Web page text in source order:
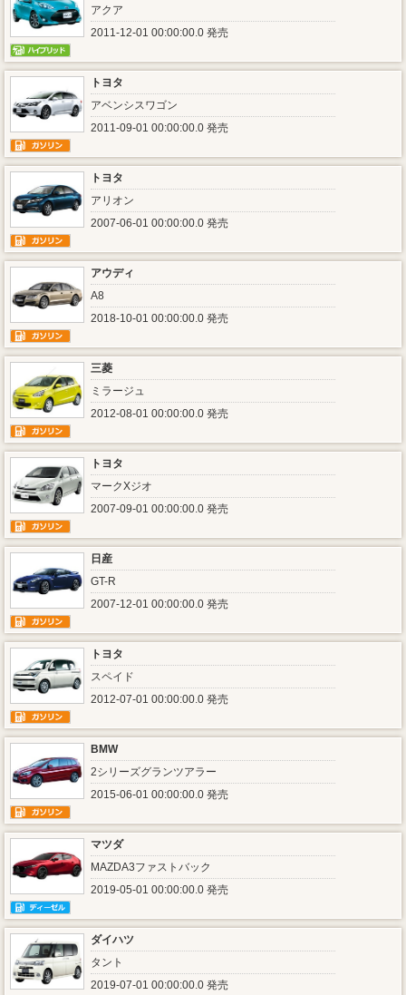
アクア
2011-12-01 00:00:00.0 発売
トヨタ
アベンシスワゴン
2011-09-01 00:00:00.0 発売
トヨタ
アリオン
2007-06-01 00:00:00.0 発売
アウディ
A8
2018-10-01 00:00:00.0 発売
三菱
ミラージュ
2012-08-01 00:00:00.0 発売
トヨタ
マークXジオ
2007-09-01 00:00:00.0 発売
日産
GT-R
2007-12-01 00:00:00.0 発売
トヨタ
スペイド
2012-07-01 00:00:00.0 発売
BMW
2シリーズグランツアラー
2015-06-01 00:00:00.0 発売
マツダ
MAZDA3ファストバック
2019-05-01 00:00:00.0 発売
ダイハツ
タント
2019-07-01 00:00:00.0 発売